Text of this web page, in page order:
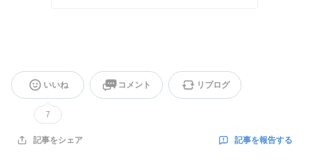
いいね
7
コメント リブログ
記事をシェア 記事を報告する